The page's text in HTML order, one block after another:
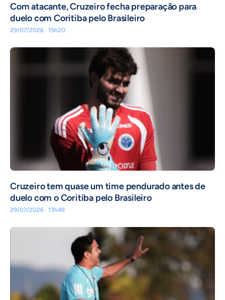
Com atacante, Cruzeiro fecha preparação para
duelo com Coritiba pelo Brasileiro
29/07/2026 · 15h20
Cruzeiro tem quase um time pendurado antes de
duelo com o Coritiba pelo Brasileiro
29/07/2026 · 13h49